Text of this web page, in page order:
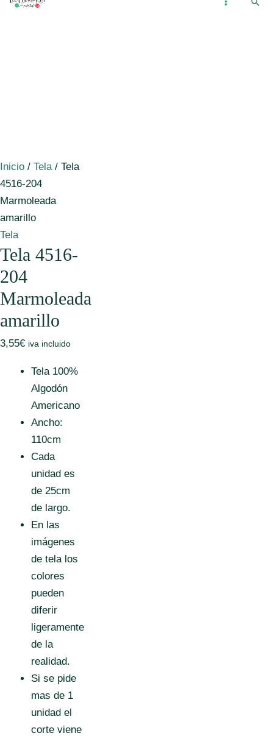
Ir
Inicio / Tela/ Tela
4516-204
Marmoleada
amarillo
Tela
Tela 4516-
204
Marmoleada
amarillo
3,55€ iva incluido
Tela 100%
Algodón
Americano
Ancho:
110cm
Cada
unidad es
de 25cm
de largo.
En las
imágenes
de tela los
colores
pueden
diferir
ligeramente
de la
realidad.
Si se pide
mas de 1
unidad el
corte viene